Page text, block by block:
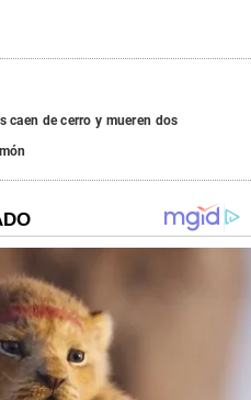
caen de cerro y mueren dos